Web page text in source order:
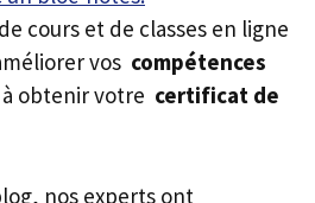
cours et de classes en ligne
vos compétences
obtenir votre certificat de
nos experts ont